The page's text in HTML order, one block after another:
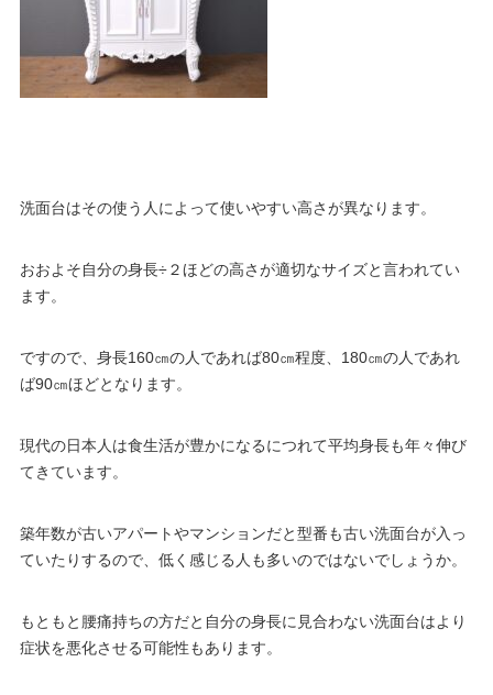
洗面台はその使う人によって使いやすい高さが異なります。
おおよそ自分の身長÷２ほどの高さが適切なサイズと言われてい
ます。
ですので、身長160㎝の人であれば80㎝程度、180㎝の人であれ
ば90㎝ほどとなります。
現代の日本人は食生活が豊かになるにつれて平均身長も年々伸び
てきています。
築年数が古いアパートやマンションだと型番も古い洗面台が入っ
ていたりするので、低く感じる人も多いのではないでしょうか。
もともと腰痛持ちの方だと自分の身長に見合わない洗面台はより
症状を悪化させる可能性もあります。